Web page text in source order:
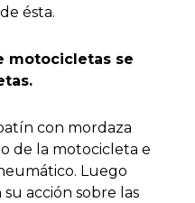
ésta.
motocicletas se
con mordaza
de la motocicleta e
Luego
acción sobre las